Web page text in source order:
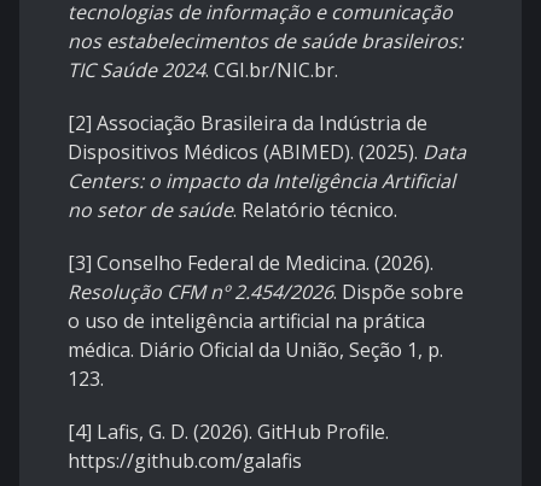
tecnologias de informação e comunicação
nos estabelecimentos de saúde brasileiros:
TIC Saúde 2024. CGI.br/NIC.br.
[2] Associação Brasileira da Indústria de
Dispositivos Médicos (ABIMED). (2025). Data
Centers: o impacto da Inteligência Artificial
no setor de saúde. Relatório técnico.
[3] Conselho Federal de Medicina. (2026).
Resolução CFM nº 2.454/2026. Dispõe sobre
o uso de inteligência artificial na prática
médica. Diário Oficial da União, Seção 1, p.
123.
[4] Lafis, G. D. (2026). GitHub Profile.
https://github.com/galafis